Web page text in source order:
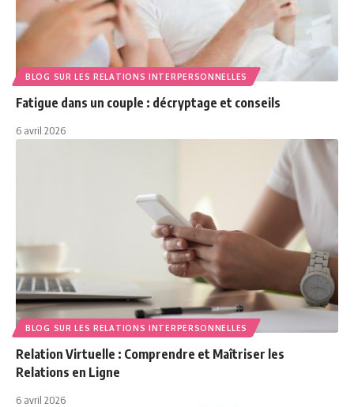
BLOG SUR LES RELATIONS INTERPERSONNELLES
Fatigue dans un couple : décryptage et conseils
6 avril 2026
BLOG SUR LES RELATIONS INTERPERSONNELLES
Relation Virtuelle : Comprendre et Maîtriser les
Relations en Ligne
6 avril 2026